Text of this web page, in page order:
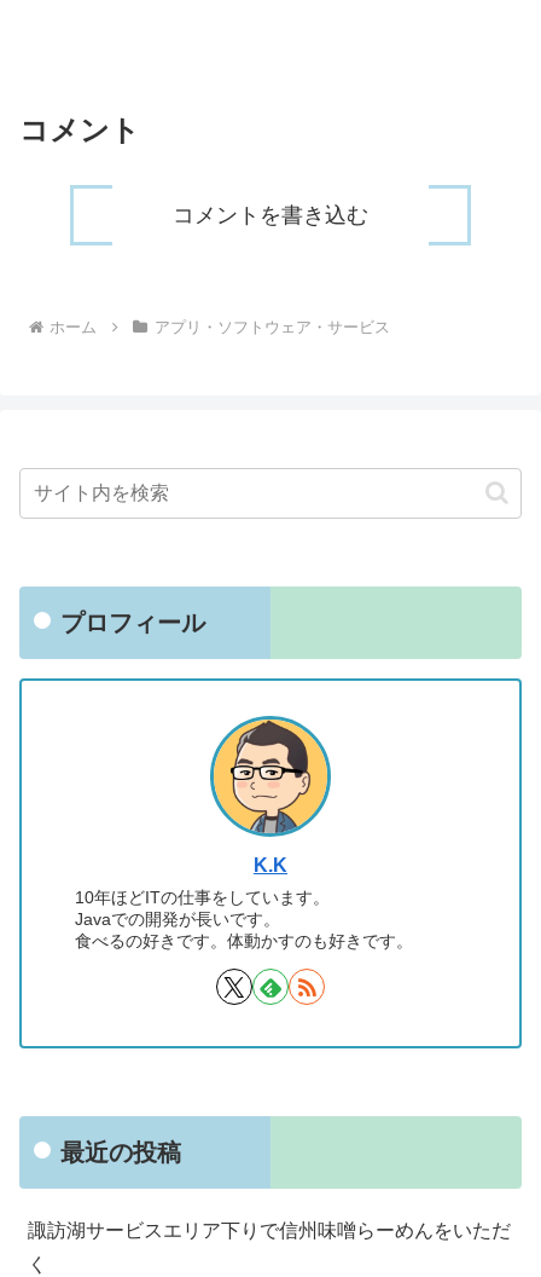
コメント
コメントを書き込む
ホーム アプリ・ソフトウェア・サービス
プロフィール
K.K
10年ほどITの仕事をしています。
Javaでの開発が長いです。
食べるの好きです。体動かすのも好きです。
最近の投稿
諏訪湖サービスエリア下りで信州味噌らーめんをいただ
く